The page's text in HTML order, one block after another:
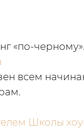
«по-
всем
Школы